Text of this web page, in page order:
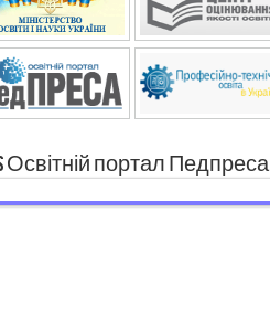
Освітній портал Педпреса